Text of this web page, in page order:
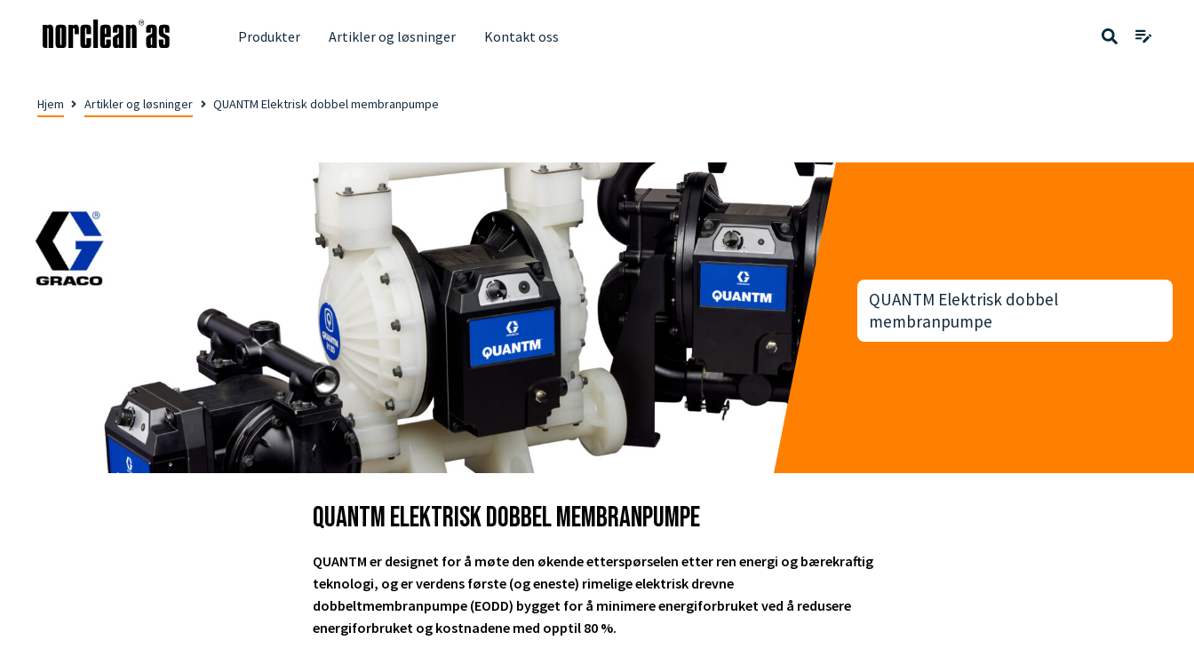
Produkter Artikler og løsninger Kontakt oss
Hjem Artikler og løsninger QUANTM Elektrisk dobbel membranpumpe
QUANTM Elektrisk dobbel
membranpumpe
QUANTM ELEKTRISK DOBBEL MEMBRANPUMPE
QUANTM er designet for å møte den økende etterspørselen etter ren energi og bærekraftig
teknologi, og er verdens første (og eneste) rimelige elektrisk drevne
dobbeltmembranpumpe (EODD) bygget for å minimere energiforbruket ved å redusere
energiforbruket og kostnadene med opptil 80 %.